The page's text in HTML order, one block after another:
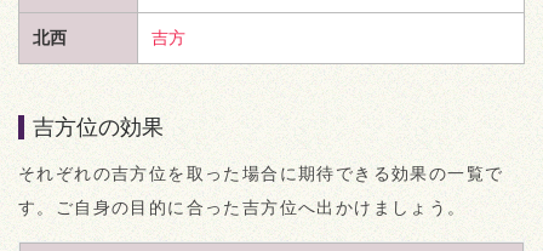
北西 吉方
吉方位の効果
それぞれの吉方位を取った場合に期待できる効果の一覧で
す。ご自身の目的に合った吉方位へ出かけましょう。